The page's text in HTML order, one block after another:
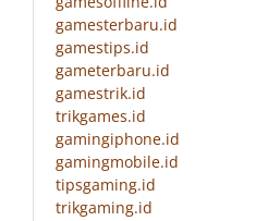
gamesterbaru.id
gamestips.id
gameterbaru.id
gamestrik.id
trikgames.id
gamingiphone.id
gamingmobile.id
tipsgaming.id
trikgaming.id